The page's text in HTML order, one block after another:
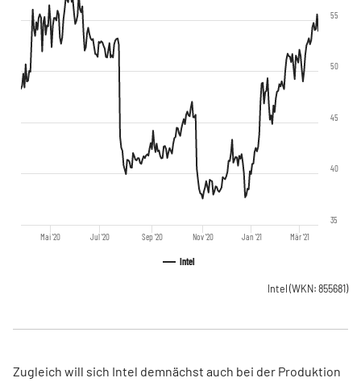
Intel
Mai '20 Jul '20 Sep '20 Nov '20 Jan '21 Mär '21
35
40
45
50
55
Intel (WKN: 855681)
Zugleich will sich Intel demnächst auch bei der Produktion